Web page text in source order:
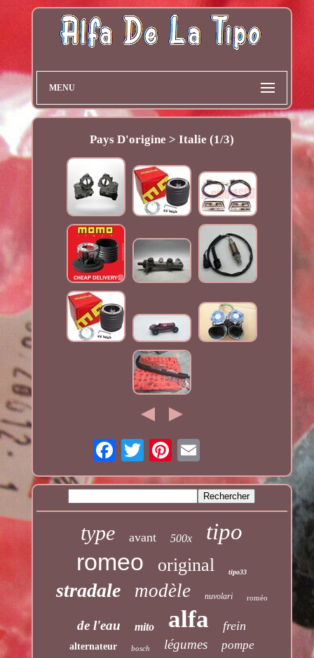
MENU
Pays D'origine > Italie (1/3)
type avant 500x tipo
romeo original tipo33
stradale modèle nuvolari roméo
de l'eau mito alfa frein
alternateur bosch légumes pompe